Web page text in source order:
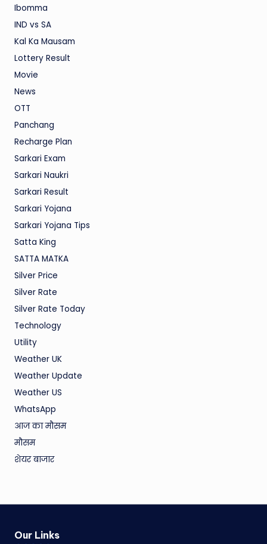
Ibomma
IND vs SA
Kal Ka Mausam
Lottery Result
Movie
News
OTT
Panchang
Recharge Plan
Sarkari Exam
Sarkari Naukri
Sarkari Result
Sarkari Yojana
Sarkari Yojana Tips
Satta King
SATTA MATKA
Silver Price
Silver Rate
Silver Rate Today
Technology
Utility
Weather UK
Weather Update
Weather US
WhatsApp
आज का मौसम
मौसम
शेयर बाजार
Our Links